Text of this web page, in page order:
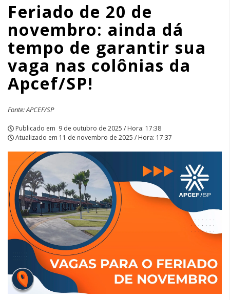
garantir
sua
vaga
nas
colônias
da
Apcef/SP!
|
APCEF/SP
Feriado de 20 de
novembro: ainda dá
tempo de garantir sua
vaga nas colônias da
Apcef/SP!
Fonte: APCEF/SP
Publicado em 9 de outubro de 2025 / Hora: 17:38
Atualizado em 11 de novembro de 2025 / Hora: 17:37